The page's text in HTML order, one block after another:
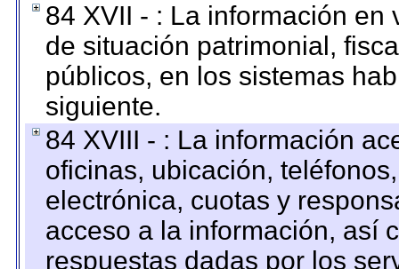
84 XVII - : La información
de situación patrimonial,
públicos, en los sistemas
siguiente.
84 XVIII - : La información
oficinas, ubicación,
electrónica, cuotas y
acceso a la información, así
respuestas dadas por los